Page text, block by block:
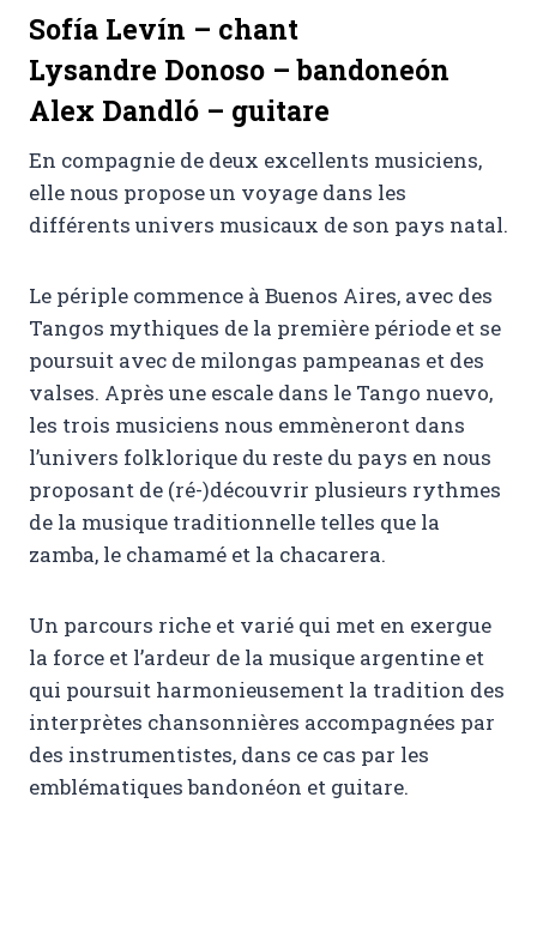
Sofía Levín – chant
Lysandre Donoso – bandoneón
Alex Dandló – guitare
En compagnie de deux excellents musiciens,
elle nous propose un voyage dans les
différents univers musicaux de son pays natal.
Le périple commence à Buenos Aires, avec des
Tangos mythiques de la première période et se
poursuit avec de milongas pampeanas et des
valses. Après une escale dans le Tango nuevo,
les trois musiciens nous emmèneront dans
l’univers folklorique du reste du pays en nous
proposant de (ré-)découvrir plusieurs rythmes
de la musique traditionnelle telles que la
zamba, le chamamé et la chacarera.
Un parcours riche et varié qui met en exergue
la force et l’ardeur de la musique argentine et
qui poursuit harmonieusement la tradition des
interprètes chansonnières accompagnées par
des instrumentistes, dans ce cas par les
emblématiques bandonéon et guitare.